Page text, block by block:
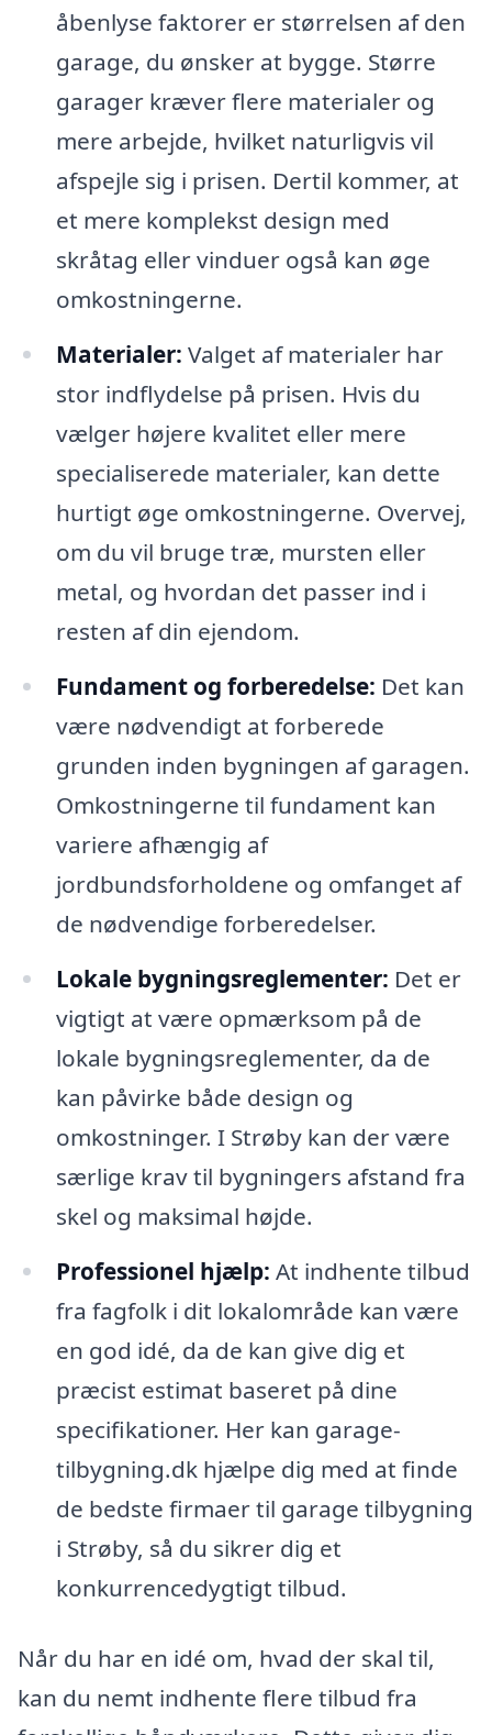
åbenlyse faktorer er størrelsen af den
garage, du ønsker at bygge. Større
garager kræver flere materialer og
mere arbejde, hvilket naturligvis vil
afspejle sig i prisen. Dertil kommer, at
et mere komplekst design med
skråtag eller vinduer også kan øge
omkostningerne.
Materialer: Valget af materialer har
stor indflydelse på prisen. Hvis du
vælger højere kvalitet eller mere
specialiserede materialer, kan dette
hurtigt øge omkostningerne. Overvej,
om du vil bruge træ, mursten eller
metal, og hvordan det passer ind i
resten af din ejendom.
Fundament og forberedelse: Det kan
være nødvendigt at forberede
grunden inden bygningen af garagen.
Omkostningerne til fundament kan
variere afhængig af
jordbundsforholdene og omfanget af
de nødvendige forberedelser.
Lokale bygningsreglementer: Det er
vigtigt at være opmærksom på de
lokale bygningsreglementer, da de
kan påvirke både design og
omkostninger. I Strøby kan der være
særlige krav til bygningers afstand fra
skel og maksimal højde.
Professionel hjælp: At indhente tilbud
fra fagfolk i dit lokalområde kan være
en god idé, da de kan give dig et
præcist estimat baseret på dine
specifikationer. Her kan garage-
tilbygning.dk hjælpe dig med at finde
de bedste firmaer til garage tilbygning
i Strøby, så du sikrer dig et
konkurrencedygtigt tilbud.
Når du har en idé om, hvad der skal til,
kan du nemt indhente flere tilbud fra